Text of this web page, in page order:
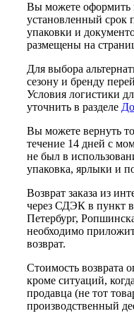
Вы можете оформить
установленный срок
упаковки и
размещены на
Для выбора
сезону и бренду
Условия логистики
уточнить в разделе
Вы можете вернуть
течение 14 дней с
не был в
упаковка, ярлыки и
Возврат заказа из
через СДЭК в пункт
Петербург,
необходимо
возврат.
Стоимость возврата
кроме ситуаций,
продавца (не тот
производственный